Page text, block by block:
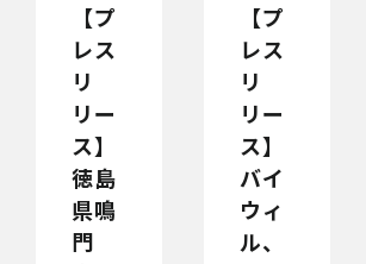
【プ
レス
リ
リー
ス】
徳島
県鳴
門
【プ
レス
リ
リー
ス】
バイ
ウィ
ル、